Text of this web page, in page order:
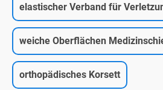
elastischer Verband für
weiche Oberflächen
orthopädisches Korsett